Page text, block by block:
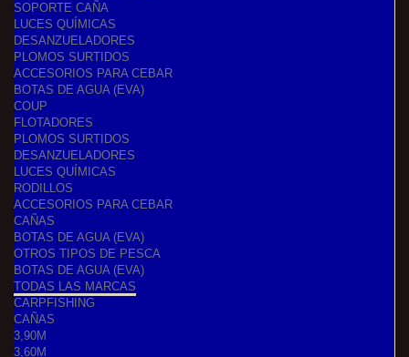
SOPORTE CAÑA
LUCES QUÍMICAS
DESANZUELADORES
PLOMOS SURTIDOS
ACCESORIOS PARA CEBAR
BOTAS DE AGUA (EVA)
COUP
FLOTADORES
PLOMOS SURTIDOS
DESANZUELADORES
LUCES QUÍMICAS
RODILLOS
ACCESORIOS PARA CEBAR
CAÑAS
BOTAS DE AGUA (EVA)
OTROS TIPOS DE PESCA
BOTAS DE AGUA (EVA)
TODAS LAS MARCAS
CARPFISHING
CAÑAS
3,90M
3,60M